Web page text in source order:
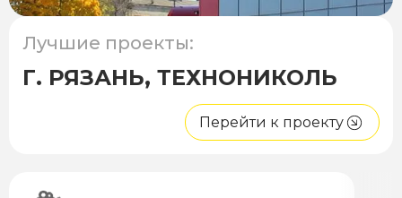
Лучшие проекты:
Г. РЯЗАНЬ, ТЕХНОНИКОЛЬ
Перейти к проекту